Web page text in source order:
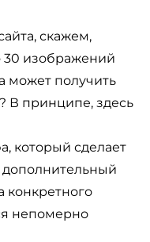
скажем,
30 изображений
может получить
В принципе, здесь
который сделает
конкретного
непомерно